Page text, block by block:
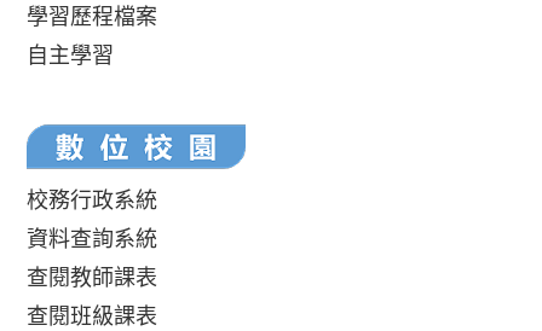
學習歷程檔案
自主學習
校務行政系統
資料查詢系統
查閱教師課表
查閱班級課表